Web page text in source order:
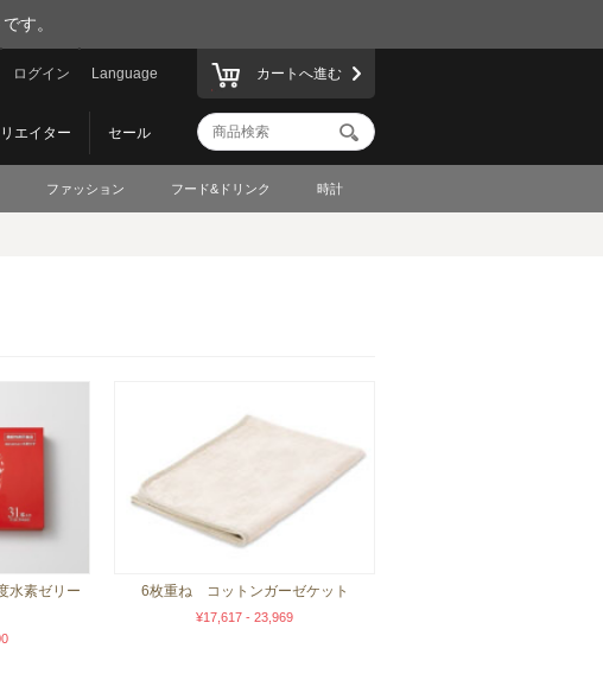
す。
Language
ログイン
セール
エイター
カートへ進む
ファッション フード&ドリンク 時計
水素ゼリー
6枚重ね コットンガーゼケット
¥17,617 - 23,969